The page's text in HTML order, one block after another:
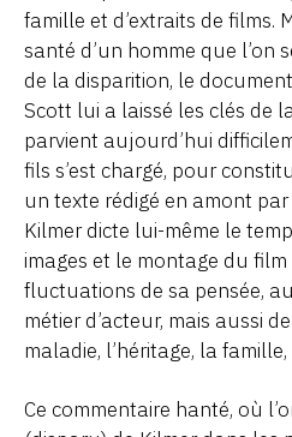
famille et d’extraits de films.
santé d’un homme que l’on
de la disparition, le
Scott lui a laissé les clés de
parvient aujourd’hui
fils s’est chargé, pour
un texte rédigé en amont
Kilmer dicte lui-même le
images et le montage du
fluctuations de sa pensée,
métier d’acteur, mais aussi
maladie, l’héritage, la famille,
Ce commentaire hanté, où